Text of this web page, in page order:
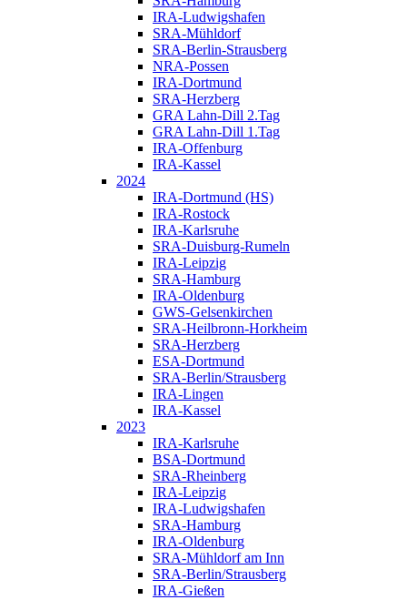
IRA-Ludwigshafen
SRA-Mühldorf
SRA-Berlin-Strausberg
NRA-Possen
IRA-Dortmund
SRA-Herzberg
GRA Lahn-Dill 2.Tag
GRA Lahn-Dill 1.Tag
IRA-Offenburg
IRA-Kassel
2024
IRA-Dortmund (HS)
IRA-Rostock
IRA-Karlsruhe
SRA-Duisburg-Rumeln
IRA-Leipzig
SRA-Hamburg
IRA-Oldenburg
GWS-Gelsenkirchen
SRA-Heilbronn-Horkheim
SRA-Herzberg
ESA-Dortmund
SRA-Berlin/Strausberg
IRA-Lingen
IRA-Kassel
2023
IRA-Karlsruhe
BSA-Dortmund
SRA-Rheinberg
IRA-Leipzig
IRA-Ludwigshafen
SRA-Hamburg
IRA-Oldenburg
SRA-Mühldorf am Inn
SRA-Berlin/Strausberg
IRA-Gießen